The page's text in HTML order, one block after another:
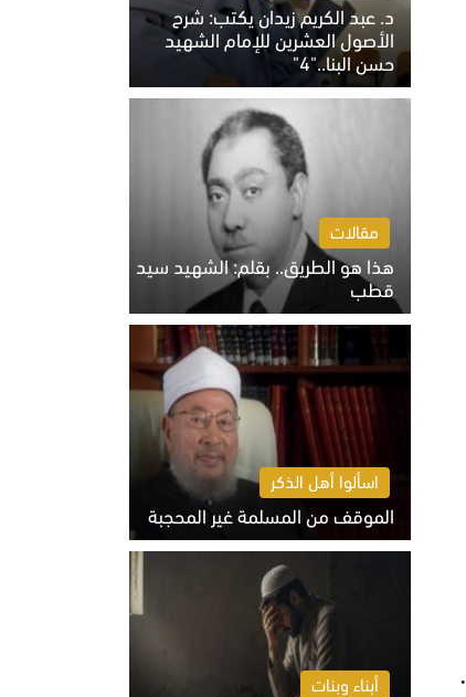
.
د. عبد الكريم زيدان يكتب: شرح
الأصول العشرين للإمام الشهيد
حسن البنا.."4"
الخميس 6 أغسطس 2026 10:27 ص
مقالات
هذا هو الطريق.. بقلم: الشهيد سيد
قطب
الخميس 6 أغسطس 2026 10:52 ص
اسألوا أهل الذكر
الموقف من المسلمة غير المحجبة
الخميس 6 أغسطس 2026 10:45 ص
أبناء وبنات